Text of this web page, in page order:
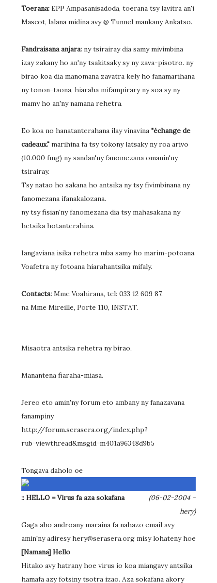
Toerana: EPP Ampasanisadoda, toerana tsy lavitra an'i
Mascot, lalana midina avy @ Tunnel mankany Ankatso.
Fandraisana anjara: ny tsirairay dia samy mivimbina
izay zakany ho an'ny tsakitsaky sy ny zava-pisotro. ny
birao koa dia manomana zavatra kely ho fanamarihana
ny tonon-taona, hiaraha mifampirary ny soa sy ny
mamy ho an'ny namana rehetra.
Eo koa no hanatanterahana ilay vinavina "échange de
cadeaux." marihina fa tsy tokony latsaky ny roa arivo
(10.000 fmg) ny sandan'ny fanomezana omanin'ny
tsirairay.
Tsy natao ho sakana ho antsika ny tsy fivimbinana ny
fanomezana ifanakalozana.
ny tsy fisian'ny fanomezana dia tsy mahasakana ny
hetsika hotanterahina.
Iangaviana isika rehetra mba samy ho marim-potoana.
Voafetra ny fotoana hiarahantsika mifaly.
Contacts: Mme Voahirana, tel: 033 12 609 87.
na Mme Mireille, Porte 110, INSTAT.
Misaotra antsika rehetra ny birao,
Manantena fiaraha-miasa.
Jereo eto amin'ny forum eto ambany ny fanazavana
fanampiny
http://forum.serasera.org/index.php?
rub=viewthread&msgid=m401a96348d9b5
Tongava daholo oe
:: HELLO = Virus fa aza sokafana
(06-02-2004 -
hery)
Gaga aho androany maraina fa nahazo email avy
amin'ny adiresy hery@serasera.org misy lohateny hoe
[Namana] Hello
Hitako avy hatrany hoe virus io koa miangavy antsika
hamafa azy fotsiny tsotra izao. Aza sokafana akory